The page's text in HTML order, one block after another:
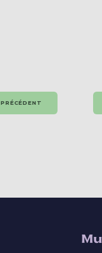
PRÉCÉDENT